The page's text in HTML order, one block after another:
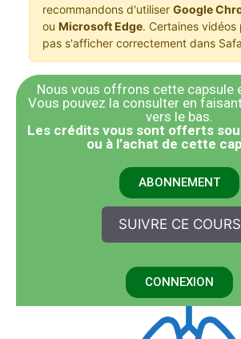
recommandons d'utiliser Google
ou Microsoft Edge. Certaines vidéos
pas s'afficher correctement dans
Nous vous offrons cette capsule
Vous pouvez la consulter en
vers le bas.
​Les crédits vous sont offerts
ou à l’achat de cette
ABONNEMENT
SUIVRE CE COURS
CONNEXION